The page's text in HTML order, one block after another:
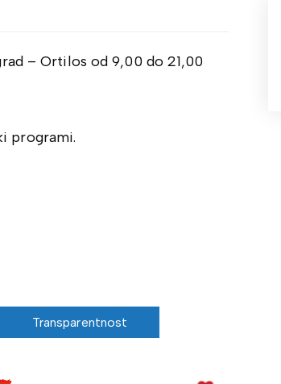
– Ortilos od 9,00 do 21,00
programi.
Transparentnost